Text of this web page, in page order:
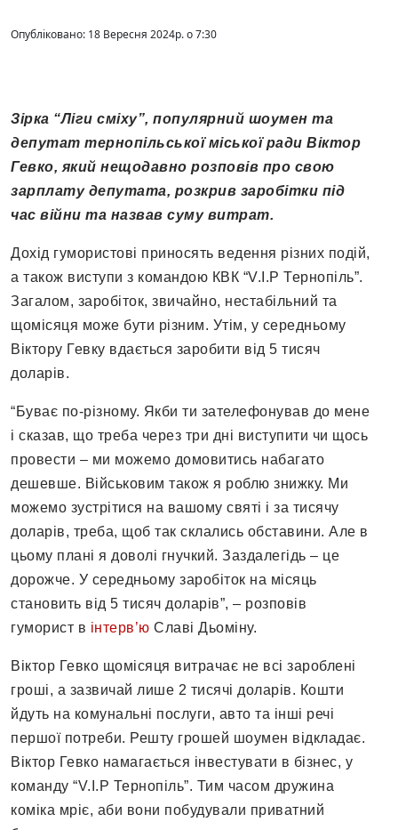
Опубліковано: 18 Вересня 2024р. о 7:30
Зірка “Ліги сміху”, популярний шоумен та
депутат тернопільської міської ради Віктор
Гевко, який нещодавно розповів про свою
зарплату депутата, розкрив заробітки під
час війни та назвав суму витрат.
Дохід гумористові приносять ведення різних подій,
а також виступи з командою КВК “V.I.P Тернопіль”.
Загалом, заробіток, звичайно, нестабільний та
щомісяця може бути різним. Утім, у середньому
Віктору Гевку вдається заробити від 5 тисяч
доларів.
“Буває по-різному. Якби ти зателефонував до мене
і сказав, що треба через три дні виступити чи щось
провести – ми можемо домовитись набагато
дешевше. Військовим також я роблю знижку. Ми
можемо зустрітися на вашому святі і за тисячу
доларів, треба, щоб так склались обставини. Але в
цьому плані я доволі гнучкий. Заздалегідь – це
дорожче. У середньому заробіток на місяць
становить від 5 тисяч доларів”, – розповів
гуморист в інтерв’ю Славі Дьоміну.
Віктор Гевко щомісяця витрачає не всі зароблені
гроші, а зазвичай лише 2 тисячі доларів. Кошти
йдуть на комунальні послуги, авто та інші речі
першої потреби. Решту грошей шоумен відкладає.
Віктор Гевко намагається інвестувати в бізнес, у
команду “V.I.P Тернопіль”. Тим часом дружина
коміка мріє, аби вони побудували приватний